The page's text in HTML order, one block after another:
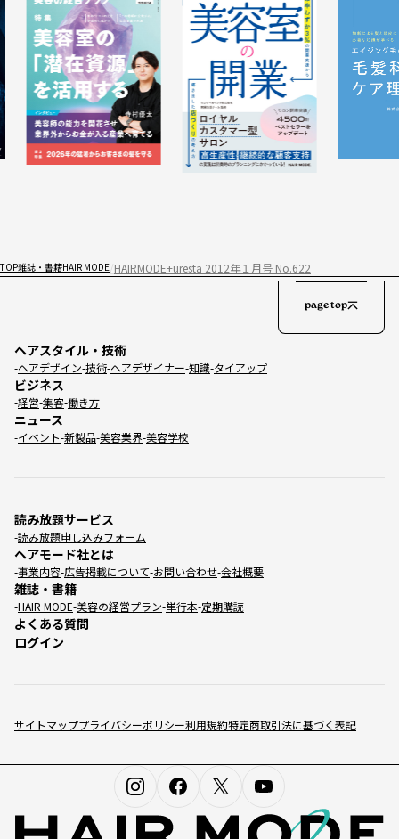
TOP雑誌・書籍HAIR MODE HAIRMODE+uresta 2012年１月号 No.622
サイトマッププライバシーポリシー利用規約特定商取引法に基づく表記
ヘアスタイル・技術
ヘアデザイン 技術 ヘアデザイナー 知識 タイアップ
ビジネス
経営 集客 働き方
ニュース
イベント 新製品 美容業界 美容学校
読み放題サービス
読み放題申し込みフォーム
ヘアモード社とは
事業内容 広告掲載について お問い合わせ 会社概要
雑誌・書籍
HAIR MODE 美容の経営プラン 単行本 定期購読
よくある質問
ログイン
page top